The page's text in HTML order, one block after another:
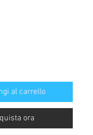
al carrello
ora